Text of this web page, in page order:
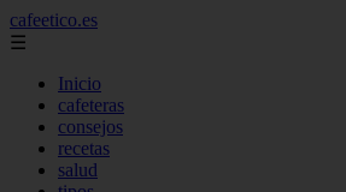
cafeetico.es
☰
Inicio
cafeteras
consejos
recetas
salud